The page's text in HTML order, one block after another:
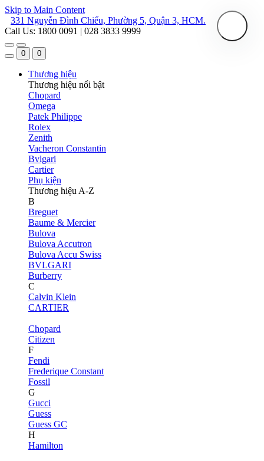
Skip to Main Content
331 Nguyễn Đình Chiểu, Phường 5, Quận 3, HCM.
Call Us: 1800 0091 | 028 3833 9999
0 0
Thương hiệu
Thương hiệu nổi bật
Chopard
Omega
Patek Philippe
Rolex
Zenith
Vacheron Constantin
Bvlgari
Cartier
Phụ kiện
Thương hiệu A-Z
B
Breguet
Baume & Mercier
Bulova
Bulova Accutron
Bulova Accu Swiss
BVLGARI
Burberry
C
Calvin Klein
CARTIER
Chopard
Citizen
F
Fendi
Frederique Constant
Fossil
G
Gucci
Guess
Guess GC
H
Hamilton